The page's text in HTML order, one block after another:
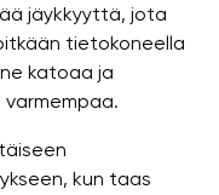
jäykkyyttä, jota
tietokoneella
katoaa ja
kun taas